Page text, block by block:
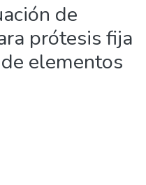
de
prótesis fija
elementos